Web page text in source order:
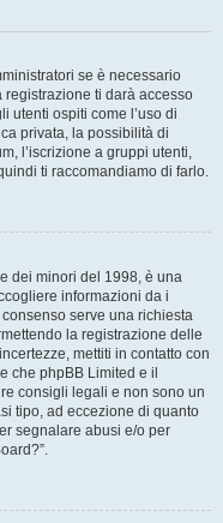
se è necessario
ti darà accesso
utenti ospiti come l’uso di
privata, la possibilità di
l’iscrizione a gruppi utenti,
ti raccomandiamo di farlo.
dei minori del 1998, è una
informazioni da i
serve una richiesta
la registrazione delle
mettiti in contatto con
che phpBB Limited e il
consigli legali e non sono un
tipo, ad eccezione di quanto
segnalare abusi e/o per